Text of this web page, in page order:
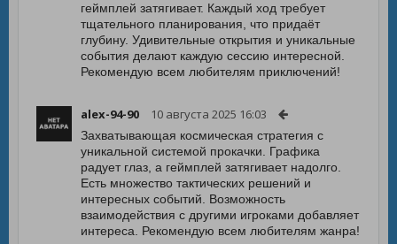
геймплей затягивает. Каждый ход требует
тщательного планирования, что придаёт
глубину. Удивительные открытия и уникальные
события делают каждую сессию интересной.
Рекомендую всем любителям приключений!
alex-94-90 10 августа 2025 16:03
Захватывающая космическая стратегия с
уникальной системой прокачки. Графика
радует глаз, а геймплей затягивает надолго.
Есть множество тактических решений и
интересных событий. Возможность
взаимодействия с другими игроками добавляет
интереса. Рекомендую всем любителям жанра!